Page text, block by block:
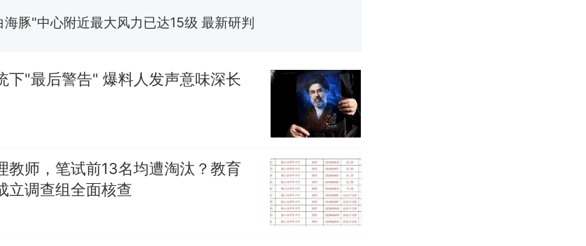
海豚"中心附近最大风力已达15级 最新研判
型预售价公布：43.98万起
在床头放菜刀的女孩，因老师一句“跟我回家”改写了人生
下"最后警告" 爆料人发声意味深长
教师，笔试前13名均遭淘汰？教育
立调查组全面核查